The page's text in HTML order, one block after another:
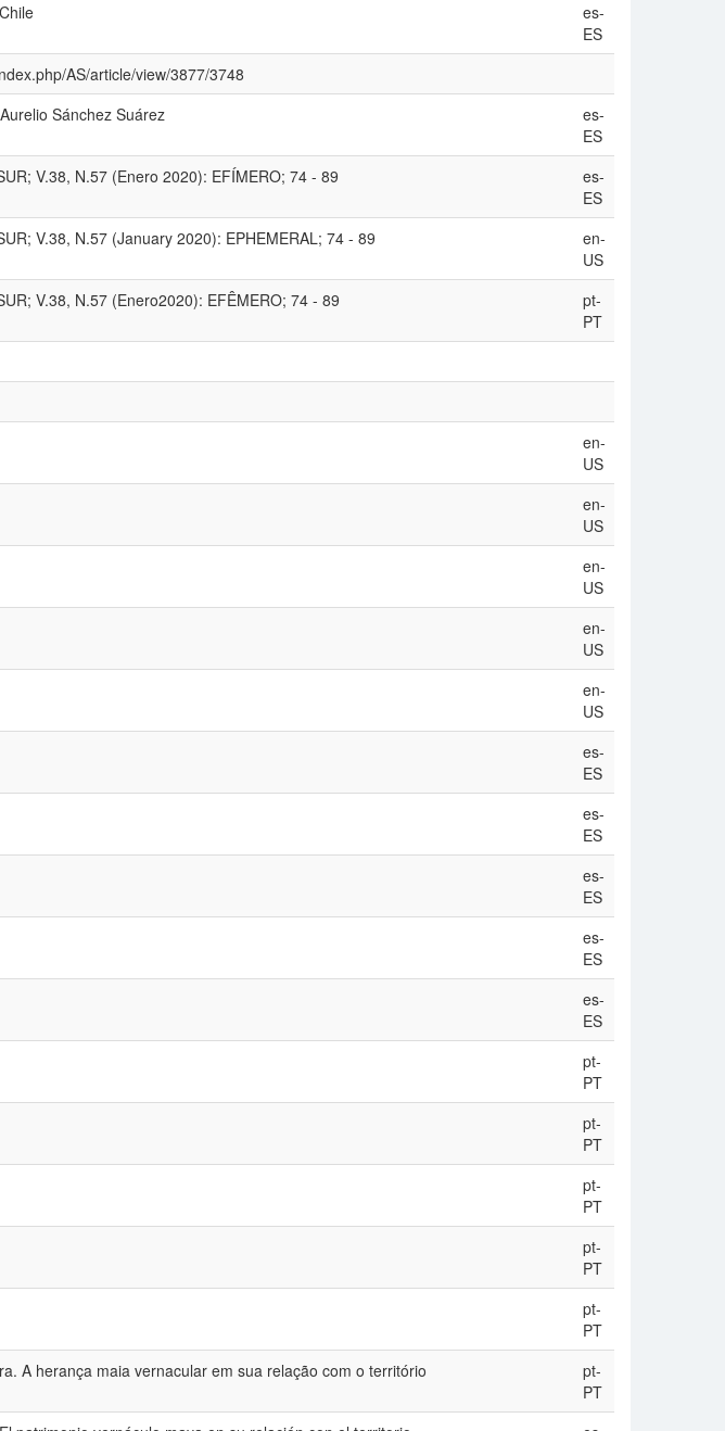
es-
ES
AS/article/view/3877/3748
Sánchez Suárez
es-
ES
V.38, N.57 (Enero 2020): EFÍMERO; 74 - 89
es-
ES
V.38, N.57 (January 2020): EPHEMERAL; 74 - 89
en-
US
V.38, N.57 (Enero2020): EFÊMERO; 74 - 89
pt-
PT
en-
US
en-
US
en-
US
en-
US
en-
US
es-
ES
es-
ES
es-
ES
es-
ES
es-
ES
pt-
PT
pt-
PT
pt-
PT
pt-
PT
pt-
PT
A herança maia vernacular em sua relação com o território
pt-
PT